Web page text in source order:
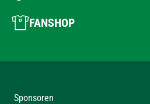
FANSHOP
Sponsoren